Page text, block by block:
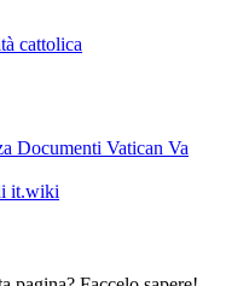
cattolica
Documenti Vatican Va
it.wiki